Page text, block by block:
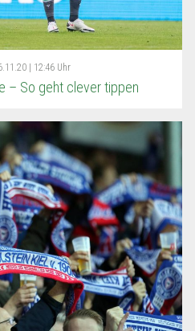
| 12:46 Uhr
– So geht clever tippen